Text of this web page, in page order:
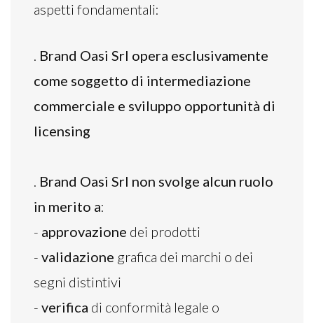
aspetti fondamentali:
. Brand Oasi Srl opera esclusivamente
come soggetto di intermediazione
commerciale e sviluppo opportunità di
licensing
. Brand Oasi Srl non svolge alcun ruolo
in merito a:
- approvazione dei prodotti
- validazione grafica dei marchi o dei
segni distintivi
- verifica di conformità legale o